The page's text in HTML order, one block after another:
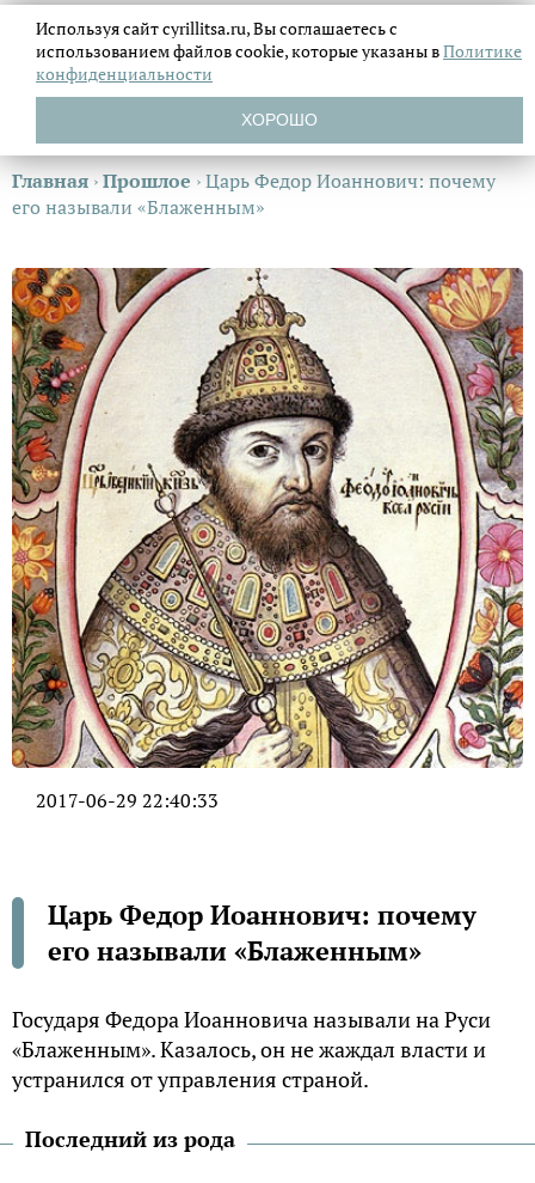
Главная ›Прошлое ›Царь Федор Иоаннович: почему
его называли «Блаженным»
2017-06-29 22:40:33
Царь Федор Иоаннович: почему
его называли «Блаженным»
Государя Федора Иоанновича называли на Руси
«Блаженным». Казалось, он не жаждал власти и
устранился от управления страной.
Последний из рода
Используя сайт cyrillitsa.ru, Вы соглашаетесь с
использованием файловcookie, которые указаны вПолитике
конфиденциальности
ХОРОШО